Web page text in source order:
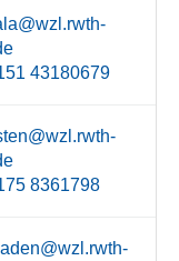
43180679
8361798